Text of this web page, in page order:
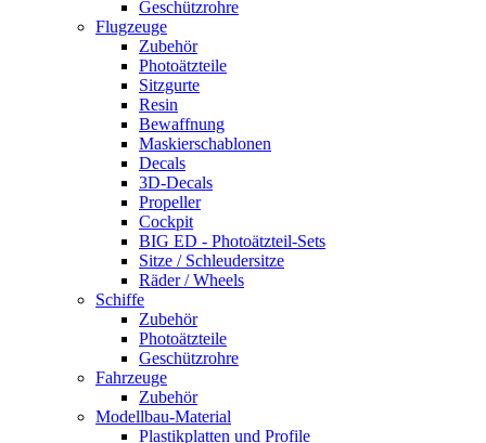
Geschützrohre
Flugzeuge
Zubehör
Photoätzteile
Sitzgurte
Resin
Bewaffnung
Maskierschablonen
Decals
3D-Decals
Propeller
Cockpit
BIG ED - Photoätzteil-Sets
Sitze / Schleudersitze
Räder / Wheels
Schiffe
Zubehör
Photoätzteile
Geschützrohre
Fahrzeuge
Zubehör
Modellbau-Material
Plastikplatten und Profile